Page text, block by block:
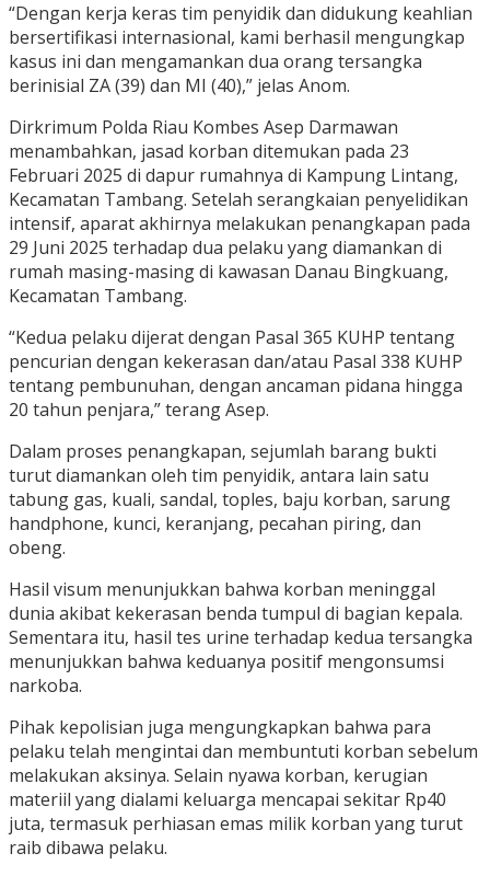
“Dengan kerja keras tim penyidik dan didukung keahlian
bersertifikasi internasional, kami berhasil mengungkap
kasus ini dan mengamankan dua orang tersangka
berinisial ZA (39) dan MI (40),” jelas Anom.
Dirkrimum Polda Riau Kombes Asep Darmawan
menambahkan, jasad korban ditemukan pada 23
Februari 2025 di dapur rumahnya di Kampung Lintang,
Kecamatan Tambang. Setelah serangkaian penyelidikan
intensif, aparat akhirnya melakukan penangkapan pada
29 Juni 2025 terhadap dua pelaku yang diamankan di
rumah masing-masing di kawasan Danau Bingkuang,
Kecamatan Tambang.
“Kedua pelaku dijerat dengan Pasal 365 KUHP tentang
pencurian dengan kekerasan dan/atau Pasal 338 KUHP
tentang pembunuhan, dengan ancaman pidana hingga
20 tahun penjara,” terang Asep.
Dalam proses penangkapan, sejumlah barang bukti
turut diamankan oleh tim penyidik, antara lain satu
tabung gas, kuali, sandal, toples, baju korban, sarung
handphone, kunci, keranjang, pecahan piring, dan
obeng.
Hasil visum menunjukkan bahwa korban meninggal
dunia akibat kekerasan benda tumpul di bagian kepala.
Sementara itu, hasil tes urine terhadap kedua tersangka
menunjukkan bahwa keduanya positif mengonsumsi
narkoba.
Pihak kepolisian juga mengungkapkan bahwa para
pelaku telah mengintai dan membuntuti korban sebelum
melakukan aksinya. Selain nyawa korban, kerugian
materiil yang dialami keluarga mencapai sekitar Rp40
juta, termasuk perhiasan emas milik korban yang turut
raib dibawa pelaku.